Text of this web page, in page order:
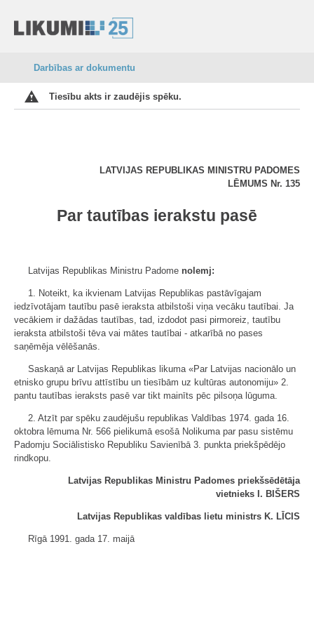
Darbības ar dokumentu
Tiesību akts ir zaudējis spēku.
LATVIJAS REPUBLIKAS MINISTRU PADOMES
LĒMUMS Nr. 135
Par tautības ierakstu pasē
Latvijas Republikas Ministru Padome nolemj:
1. Noteikt, ka ikvienam Latvijas Republikas pastāvīgajam
iedzīvotājam tautību pasē ieraksta atbilstoši viņa vecāku tautībai. Ja
vecākiem ir dažādas tautības, tad, izdodot pasi pirmoreiz, tautību
ieraksta atbilstoši tēva vai mātes tautībai - atkarībā no pases
saņēmēja vēlēšanās.
Saskaņā ar Latvijas Republikas likuma «Par Latvijas nacionālo un
etnisko grupu brīvu attīstību un tiesībām uz kultūras autonomiju» 2.
pantu tautības ieraksts pasē var tikt mainīts pēc pilsoņa lūguma.
2. Atzīt par spēku zaudējušu republikas Valdības 1974. gada 16.
oktobra lēmuma Nr. 566 pielikumā esošā Nolikuma par pasu sistēmu
Padomju Sociālistisko Republiku Savienībā 3. punkta priekšpēdējo
rindkopu.
Latvijas Republikas Ministru Padomes priekšsēdētāja
vietnieks I. BIŠERS
Latvijas Republikas valdības lietu ministrs K. LĪCIS
Rīgā 1991. gada 17. maijā